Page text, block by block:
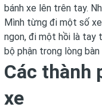
bánh xe lên trên tay.
Mình từng đi một số
ngon, đi một hồi là tay
bộ phận trong lòng bàn
Các thành
xe